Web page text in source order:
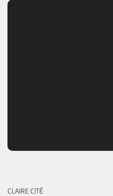
CLAIRE CITÉ